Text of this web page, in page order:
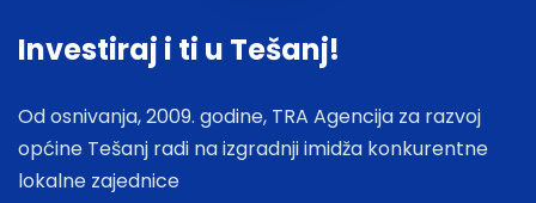
Investiraj i ti u Tešanj!
Od osnivanja, 2009. godine, TRA Agencija za razvoj
općine Tešanj radi na izgradnji imidža konkurentne
lokalne zajednice